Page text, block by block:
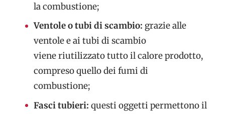
la combustione;
Ventole o tubi di scambio: grazie alle
ventole e ai tubi di scambio
viene riutilizzato tutto il calore prodotto,
compreso quello dei fumi di
combustione;
Fasci tubieri: questi oggetti permettono il